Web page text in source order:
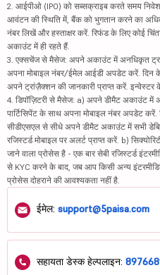
2. आईपीओ (IPO) को सब्सक्राइब करते समय
आवंटन की स्थिति में, बैंक को भुगतान करने का
नंबर लिखें और हस्ताक्षर करें. रिफंड के लिए कोई
अकाउंट में ही रहते हैं.
3. एक्सचेंज से मैसेज: अपने अकाउंट में अनधिकृत
अपना मोबाइल नंबर/ईमेल आईडी अपडेट करें.
अपने ट्रांज़ैक्शन की जानकारी प्राप्त करें. इन्वेस्टर
4. डिपॉज़िटरी से मैसेज: a) अपने डीमैट अकाउंट में
पार्टिसिपेंट के साथ अपना मोबाइल नंबर अपडेट करें.
सीडीएसएल से सीधे अपने डीमैट अकाउंट में सभी
रजिस्टर्ड मोबाइल पर अलर्ट प्राप्त करें. b)
जाने वाला प्रोसेस है - एक बार सेबी रजिस्टर्ड
से KYC करने के बाद, जब आप किसी अन्य
प्रोसेस दोहराने की आवश्यकता नहीं है.
ईमेल: support@5paisa.com
सहायता डेस्क हेल्पलाइन: